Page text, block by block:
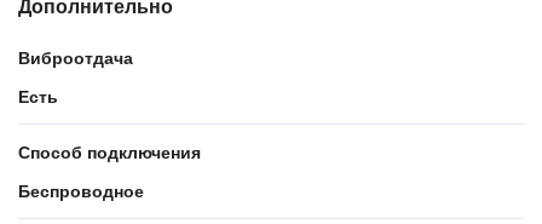
Дополнительно
Виброотдача
Есть
Способ подключения
Беспроводное